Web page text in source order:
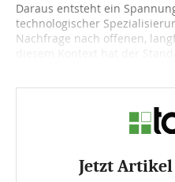
Daraus entsteht ein
technologischer
Nachfrage nach offenen,
Jetzt